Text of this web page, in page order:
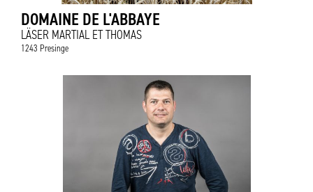
DOMAINE DE L'ABBAYE
LÄSER MARTIAL ET THOMAS
1243 Presinge